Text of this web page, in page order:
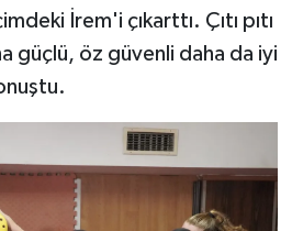
İrem'i çıkarttı. Çıtı pıtı
güçlü, öz güvenli daha da iyi